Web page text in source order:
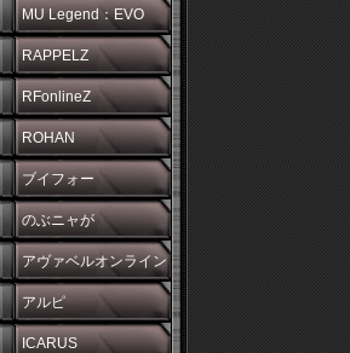
MU Legend：EVO
RAPPELZ
RFonlineZ
ROHAN
ブイフォー
のぶニャが
アヴァベルオンライン
アルピ
ICARUS